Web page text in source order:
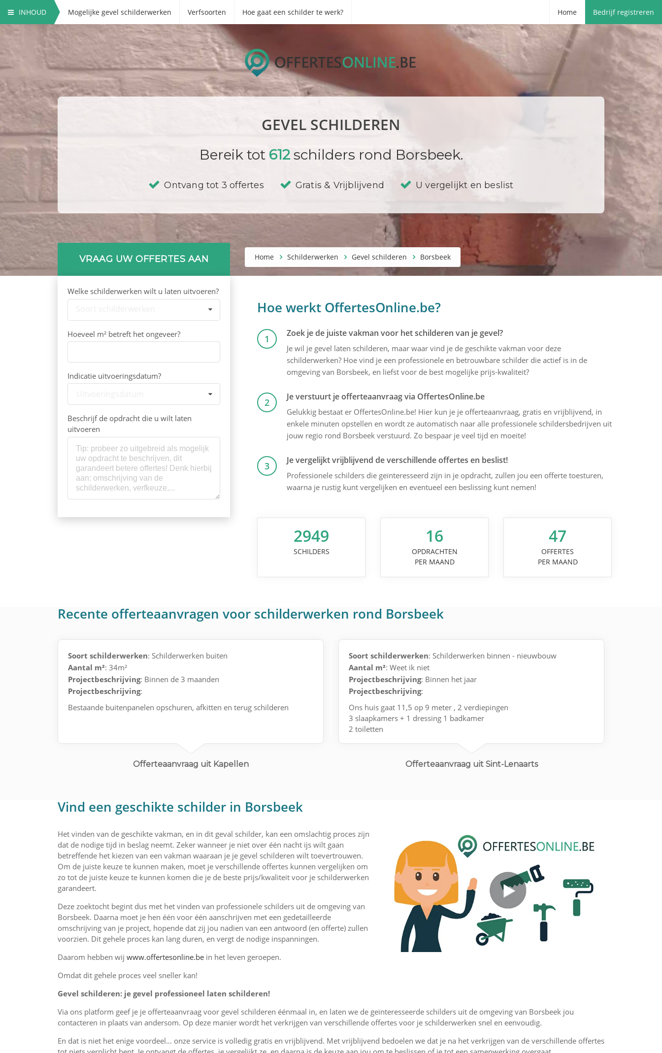
INHOUD Mogelijke gevel schilderwerken Verfsoorten Hoe gaat een schilder te werk? Home Bedrijf registreren
GEVEL SCHILDEREN
Bereik tot 612schilders rond Borsbeek.
Ontvang tot 3 offertes Gratis & Vrijblijvend U vergelijkt en beslist
Home Schilderwerken Gevel schilderen Borsbeek
VRAAG UW OFFERTES AAN
Welke schilderwerken wilt u laten uitvoeren?
Hoeveel m² betreft het ongeveer?
Indicatie uitvoeringsdatum?
Beschrijf de opdracht die u wilt laten
uitvoeren
Hoe werkt OffertesOnline.be?
1 Zoek je de juiste vakman voor het schilderen van je gevel?
Je wil je gevel laten schilderen, maar waar vind je de geschikte vakman voor deze
schilderwerken? Hoe vind je een professionele en betrouwbare schilder die actief is in de
omgeving van Borsbeek, en liefst voor de best mogelijke prijs-kwaliteit?
2 Je verstuurt je offerteaanvraag via OffertesOnline.be
Gelukkig bestaat er OffertesOnline.be! Hier kun je je offerteaanvraag, gratis en vrijblijvend, in
enkele minuten opstellen en wordt ze automatisch naar alle professionele schildersbedrijven uit
jouw regio rond Borsbeek verstuurd. Zo bespaar je veel tijd en moeite!
3 Je vergelijkt vrijblijvend de verschillende offertes en beslist!
Professionele schilders die geïnteresseerd zijn in je opdracht, zullen jou een offerte toesturen,
waarna je rustig kunt vergelijken en eventueel een beslissing kunt nemen!
2949
SCHILDERS
16
OPDRACHTEN
PER MAAND
47
OFFERTES
PER MAAND
Recente offerteaanvragen voor schilderwerken rond Borsbeek
Soort schilderwerken: Schilderwerken buiten
Aantal m²: 34m²
Projectbeschrijving: Binnen de 3 maanden
Projectbeschrijving:
Bestaande buitenpanelen opschuren, afkitten en terug schilderen
Offerteaanvraag uit Kapellen
Soort schilderwerken: Schilderwerken binnen - nieuwbouw
Aantal m²: Weet ik niet
Projectbeschrijving: Binnen het jaar
Projectbeschrijving:
Ons huis gaat 11,5 op 9 meter , 2 verdiepingen
3 slaapkamers + 1 dressing 1 badkamer
2 toiletten
Offerteaanvraag uit Sint-Lenaarts
Vind een geschikte schilder in Borsbeek
Het vinden van de geschikte vakman, en in dit geval schilder, kan een omslachtig proces zijn
dat de nodige tijd in beslag neemt. Zeker wanneer je niet over één nacht ijs wilt gaan
betreffende het kiezen van een vakman waaraan je je gevel schilderen wilt toevertrouwen.
Om de juiste keuze te kunnen maken, moet je verschillende offertes kunnen vergelijken om
zo tot de juiste keuze te kunnen komen die je de beste prijs/kwaliteit voor je schilderwerken
garandeert.
Deze zoektocht begint dus met het vinden van professionele schilders uit de omgeving van
Borsbeek. Daarna moet je hen één voor één aanschrijven met een gedetailleerde
omschrijving van je project, hopende dat zij jou nadien van een antwoord (en offerte) zullen
voorzien. Dit gehele proces kan lang duren, en vergt de nodige inspanningen.
Daarom hebben wij www.offertesonline.be in het leven geroepen.
Omdat dit gehele proces veel sneller kan!
Gevel schilderen: je gevel professioneel laten schilderen!
Via ons platform geef je je offerteaanvraag voor gevel schilderen éénmaal in, en laten we de geïnteresseerde schilders uit de omgeving van Borsbeek jou
contacteren in plaats van andersom. Op deze manier wordt het verkrijgen van verschillende offertes voor je schilderwerken snel en eenvoudig.
En dat is niet het enige voordeel... onze service is volledig gratis en vrijblijvend. Met vrijblijvend bedoelen we dat je na het verkrijgen van de verschillende offertes